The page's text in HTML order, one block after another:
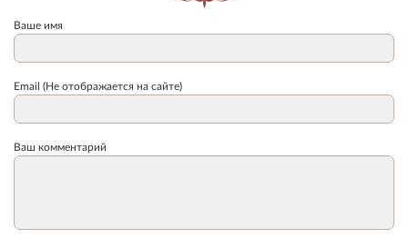
Ваше имя
Email (Не отображается на сайте)
Ваш комментарий